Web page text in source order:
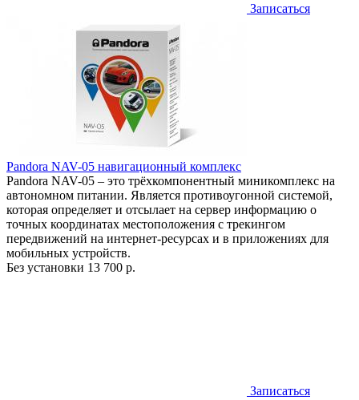
Записаться
Pandora NAV-05 навигационный комплекс
Pandora NAV-05 – это трёхкомпонентный миникомплекс на
автономном питании. Является противоугонной системой,
которая определяет и отсылает на сервер информацию о
точных координатах местоположения с трекингом
передвижений на интернет-ресурсах и в приложениях для
мобильных устройств.
Без установки 13 700 р.
Записаться